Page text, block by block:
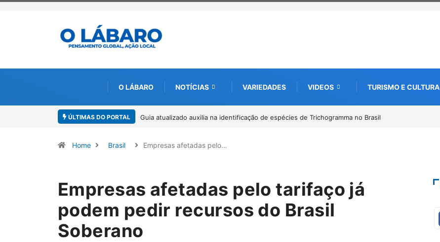
O LÁBARO NOTÍCIAS VARIEDADES VIDEOS TURISMO E CULTURA
ÚLTIMAS DO PORTAL
identificação de espécies de Trichogramma no BrasilKinross inicia rastreamento digital de 10 mil mudas usadas na recuperação
Home Brasil Empresas afetadas pelo…
Empresas afetadas pelo tarifaço já
podem pedir recursos do Brasil
Soberano